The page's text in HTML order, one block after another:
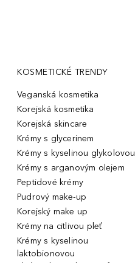
KOSMETICKÉ TRENDY
Veganská kosmetika
Korejská kosmetika
Korejská skincare
Krémy s glycerinem
Krémy s kyselinou glykolovou
Krémy s arganovým olejem
Peptidové krémy
Pudrový make-up
Korejský make up
Krémy na citlivou pleť
Krémy s kyselinou
laktobionovou